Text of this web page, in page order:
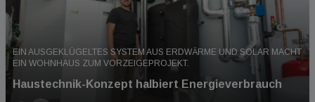
EIN AUSGEKLÜGELTES SYSTEM AUS ERDWÄRME UND SOLAR MACHT
EIN WOHNHAUS ZUM VORZEIGEPROJEKT.
Haustechnik-Konzept halbiert Energieverbrauch